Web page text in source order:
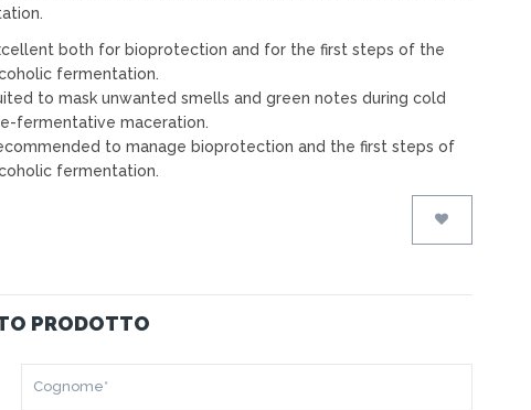
both for bioprotection and for the first steps of the
fermentation.
to mask unwanted smells and green notes during cold
fermentative maceration.
to manage bioprotection and the first steps of
fermentation.
PREFERITI
PRODOTTO